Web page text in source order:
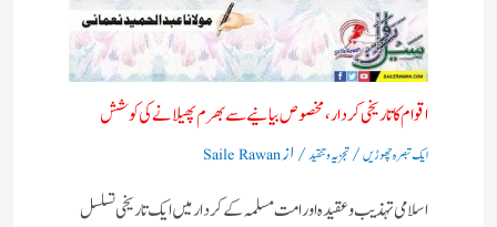
اقوام کا تاریخی کردار،مخصوص بیانیے سے بھرم پھیلانے کی کوشش
ایک تبصرہ چھوڑیں/تجزیہ و تنقید/ ازSaile Rawan
اسلامی تہذیب و عقیدہ اور امت مسلمہ کے کردار میں ایک تاریخی تسلسل